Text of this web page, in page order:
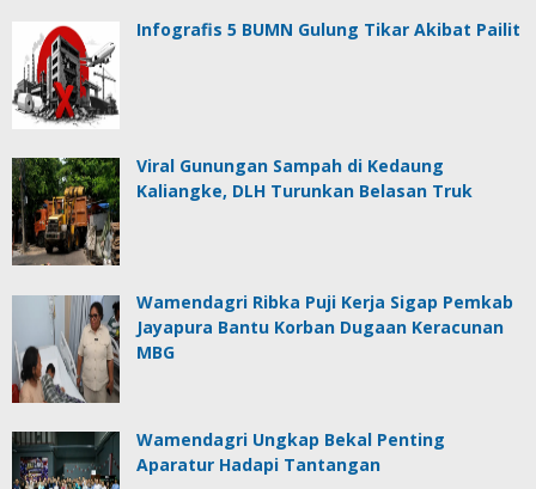
Infografis 5 BUMN Gulung Tikar Akibat Pailit
Viral Gunungan Sampah di Kedaung
Kaliangke, DLH Turunkan Belasan Truk
Wamendagri Ribka Puji Kerja Sigap Pemkab
Jayapura Bantu Korban Dugaan Keracunan
MBG
Wamendagri Ungkap Bekal Penting
Aparatur Hadapi Tantangan